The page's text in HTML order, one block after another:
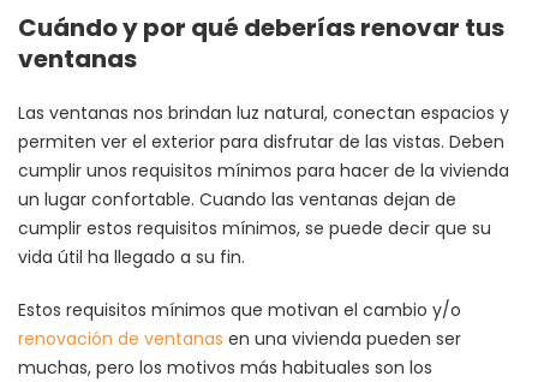
Cuándo y por qué deberías renovar tus
ventanas
Las ventanas nos brindan luz natural, conectan espacios y
permiten ver el exterior para disfrutar de las vistas. Deben
cumplir unos requisitos mínimos para hacer de la vivienda
un lugar confortable. Cuando las ventanas dejan de
cumplir estos requisitos mínimos, se puede decir que su
vida útil ha llegado a su fin.
Estos requisitos mínimos que motivan el cambio y/o
renovación de ventanas en una vivienda pueden ser
muchas, pero los motivos más habituales son los